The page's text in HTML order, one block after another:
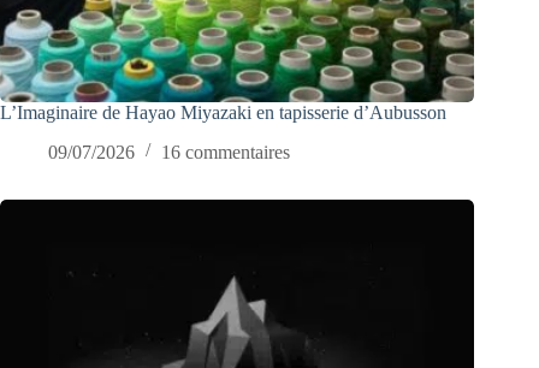
L’Imaginaire de Hayao Miyazaki en tapisserie d’Aubusson
09/07/2026
16 commentaires